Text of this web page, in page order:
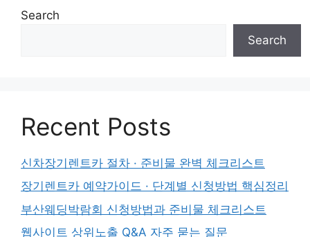
Search
Search
Recent Posts
신차장기렌트카 절차 · 준비물 완벽 체크리스트
장기렌트카 예약가이드 · 단계별 신청방법 핵심정리
부산웨딩박람회 신청방법과 준비물 체크리스트
웹사이트 상위노출 Q&A 자주 묻는 질문